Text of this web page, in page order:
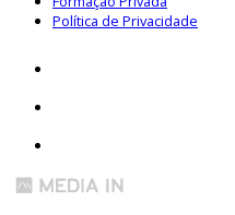
Política de Privacidade